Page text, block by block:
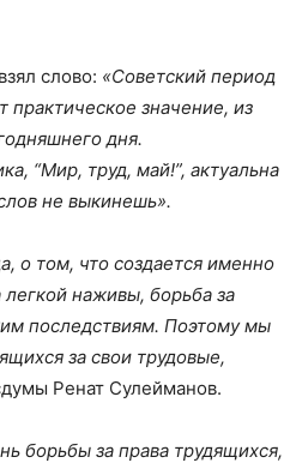
слово: «Советский период
значение, из
дня.
“Мир, труд, май!”, актуальна
не выкинешь».
о том, что создается именно
легкой наживы, борьба за
последствиям. Поэтому мы
за свои трудовые,
Ренат Сулейманов.
борьбы за права трудящихся,